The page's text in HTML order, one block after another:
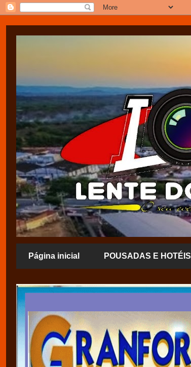
Página inicial POUSADAS E HOTÉIS